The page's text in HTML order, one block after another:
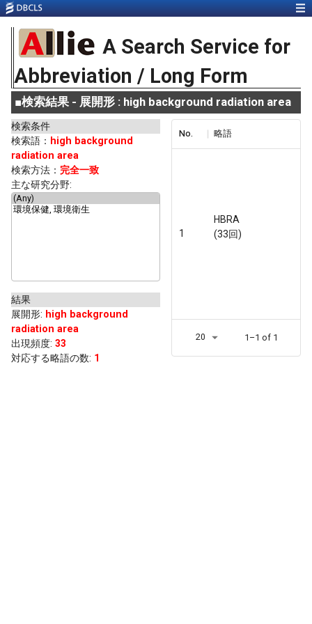
A Search Service for
Abbreviation / Long Form
■検索結果 - 展開形 : high background radiation area
検索条件
検索語： high background
radiation area
検索方法： 完全一致
主な研究分野:
結果
展開形: high background
radiation area
出現頻度: 33
対応する略語の数: 1
No. 略語
1
HBRA
(33回)
20 1–1 of 1